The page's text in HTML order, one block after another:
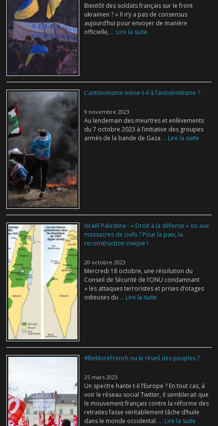
Bientôt des soldats français sur le front
ukrainien ? « Il n’y a pas de consensus
aujourd’hui pour envoyer de manière
officielle, ... Lire la suite
L’antisionisme mène-t-il à l’antisémitisme ?
9 novembre 2023
Au lendemain des meurtres et enlèvements
du 7 octobre 2023 à l’initiative des groupes
armés de la bande de Gaza ... Lire la suite
Israël-Palestine : « Droit à la défense » ou aux
massacres de civils ? Pour la paix, la
reconstruction civique !
20 octobre 2023
Mercredi 18 octobre, une résolution du
Conseil de Sécurité de l’ONU condamnant
« les attaques terroristes et prises d’otages
odieuses du ... Lire la suite
#BeMoreFrench ou le réveil des peuples ?
25 mars 2023
Un spectre hante t-il l’Europe ? En tout cas, à
voir le réseau social Twitter, il semblerait que
le mouvement français contre la réforme des
retraites fasse véritablement tâche d’huile
dans le monde occidental. ... Lire la suite